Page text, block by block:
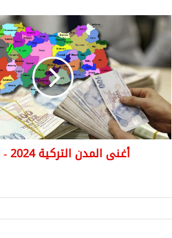
أغنى
المدن
التركية
2024
2025
أغنى المدن التركية 2024 - 2025